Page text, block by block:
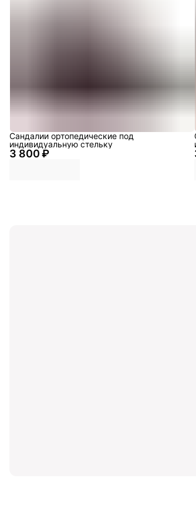
3 800 ₽
Сандалии ортопедические под
индивидуальную стельку